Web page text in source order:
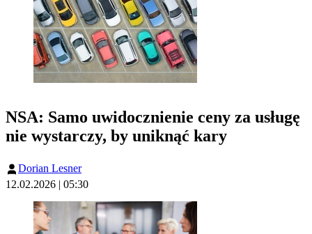
NSA: Samo uwidocznienie ceny za usługę
nie wystarczy, by uniknąć kary
Dorian Lesner
12.02.2026 | 05:30